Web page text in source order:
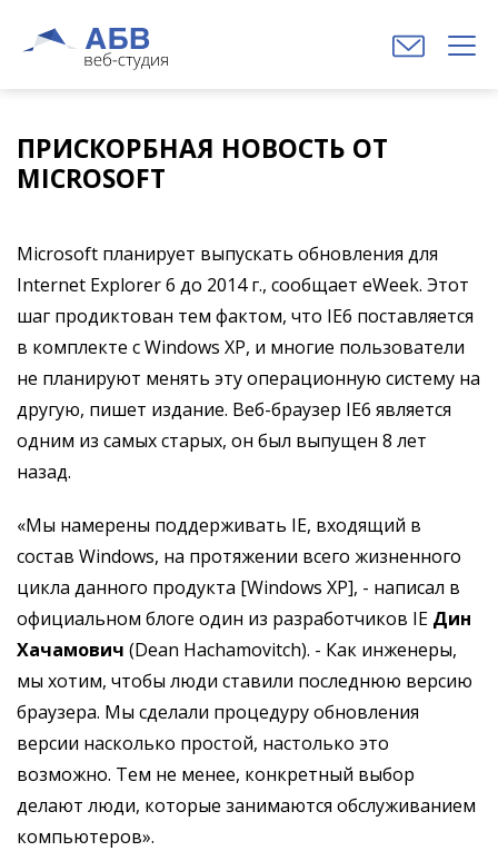
ПРИСКОРБНАЯ НОВОСТЬ ОТ
MICROSOFT
Microsoft планирует выпускать обновления для
Internet Explorer 6 до 2014 г., сообщает eWeek. Этот
шаг продиктован тем фактом, что IE6 поставляется
в комплекте с Windows XP, и многие пользователи
не планируют менять эту операционную систему на
другую, пишет издание. Веб-браузер IE6 является
одним из самых старых, он был выпущен 8 лет
назад.
«Мы намерены поддерживать IE, входящий в
состав Windows, на протяжении всего жизненного
цикла данного продукта [Windows XP], - написал в
официальном блоге один из разработчиков IE Дин
Хачамович (Dean Hachamovitch). - Как инженеры,
мы хотим, чтобы люди ставили последнюю версию
браузера. Мы сделали процедуру обновления
версии насколько простой, настолько это
возможно. Тем не менее, конкретный выбор
делают люди, которые занимаются обслуживанием
компьютеров».